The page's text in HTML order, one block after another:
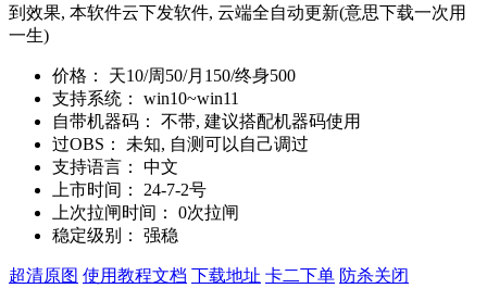
到效果, 本软件云下发软件, 云端全自动更新(意思下载一次用
一生)
价格：
天10/周50/月150/终身500
支持系统：
win10~win11
自带机器码：
不带, 建议搭配机器码使用
过OBS：
未知, 自测可以自己调过
支持语言：
中文
上市时间：
24-7-2号
上次拉闸时间：
0次拉闸
稳定级别：
强稳
超清原图 使用教程文档 下载地址 卡二下单 防杀关闭